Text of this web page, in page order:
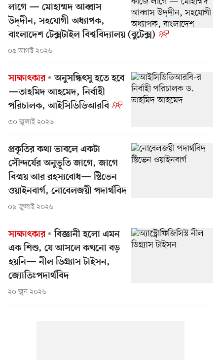
লাগে — মোহাম্মদ আব্বাস
উদ্‌দীন, সহযোগী অধ্যাপক,
বাংলাদেশ টেক্সটাইল বিশ্ববিদ্যালয় (বুটেক্স)
০৫ আগস্ট ২০২৬
সাক্ষাৎকার
অনুসন্ধিৎসু হতে হবে
—তাহমিদ আহমেদ, নির্বাহী
পরিচালক, আইসিডিডিআরবি
৩০ জুলাই ২০২৬
প্রকৃতির কথা ভাবলে একটা
সৌন্দর্যের অনুভূতি জাগে, জাগে
বিস্ময় আর রহস্যবোধ— স্টিভেন
ওয়াইনবার্গ, নোবেলজয়ী পদার্থবিদ
০৯ জুলাই ২০২৬
সাক্ষাৎকার
বিজ্ঞানী হলো এমন
এক শিশু, যে আসলে কখনো বড়
হয়নি— নীল ডিগ্র্যাস টাইসন,
জ্যোতিঃপদার্থবিদ
২০ জুন ২০২৬